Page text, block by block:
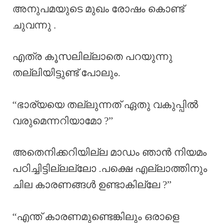
അനുപമയുടെ മുഖം രോഷം കൊണ്ട്
ചുവന്നു .
എത്ര കൂസലില്ലാതെ പറയുന്നു
തല്ലിയിട്ടുണ്ട് പോലും.
“ഭാര്യയെ തല്ലുന്നത് ഏതു വകുപ്പിൽ
വരുമെന്നറിയാമോ ?”
അതെനിക്കറിയില്ല മാഡം ഞാൻ നിയമം
പഠിച്ചിട്ടില്ലല്ലോ .പക്ഷെ എല്ലാത്തിനും
ചില കാരണങ്ങൾ ഉണ്ടാകില്ലേ ?”
“എന്ത് കാരണമുണ്ടെങ്കിലും ഒരാളെ